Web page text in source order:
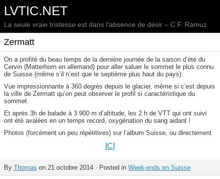
LVTIC.NET
La seule vraie tristesse est dans l'absence de désir – C.F. Ramuz
Zermatt
On a profité du beau temps de la dernière journée de la saison d’été du
Cervin (Matterhorn en allemand) pour aller saluer le sommet le plus connu
de Suisse (même s’il n’est que le septième plus haut du pays).
Vue impressionnante à 360 degrés depuis le glacier, même si c’est depuis
la ville de Zermatt qu’on peut observer le profil si caractéristique du
sommet.
Et après 3h de balade à 3.900 m d’altitude, les 2 h de VTT qui ont suivi
ont été avalées en un temps record, oxygénation du sang aidant !
Photos (forcément un peu répétitives) sur l’album Suisse, ou directement
ICI
By Thomas on 21 octobre 2014 · Posted in Week-ends en Suisse